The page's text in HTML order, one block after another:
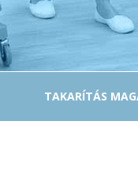
TAKARÍTÁS